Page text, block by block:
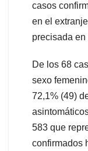
casos
en el
precisada en
De los 68
sexo
72,1% (49)
583 que
confirmados